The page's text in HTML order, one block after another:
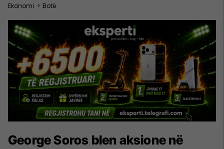
Ekonomi > Botë
George Soros blen aksione në